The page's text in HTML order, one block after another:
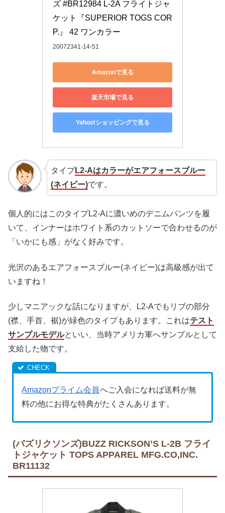
ズ #BR12984 L-2A フライトジャ
ケット『SUPERIOR TOGS COR
P.』 42 ワンカラー
20072341-14-51
Amazonで見る
楽天市場で見る
Yahoo!ショッピングで見る
タイプL2-Aはカラーがエアフォースブルー
(ネイビー)です。
個人的にはこのタイプL2-Aに濃いめのデニムパンツを履
いて、インナーはホワイト系のカットソーで合わせるのが
「いかにも感」がなく好みです。
光沢のあるエアフォースブルー(ネイビー)は高級感が出て
いますね！
少しマニアックな話になりますが、L2-Aでもリブの部分
(襟、手首、裾)が緑色のタイプもあります。これはテスト
サンプルモデルといい、当時アメリカ軍へサンプルとして
支給した物です。
Amazonプライム会員へご入会になれば送料が無
料の他にお得な特典がたくさんあります。
(バズリクソンズ)BUZZ RICKSON’S L-2B フライ
トジャケット TOPS APPAREL MFG.CO,INC.
BR11132